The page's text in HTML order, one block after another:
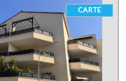
CARTE